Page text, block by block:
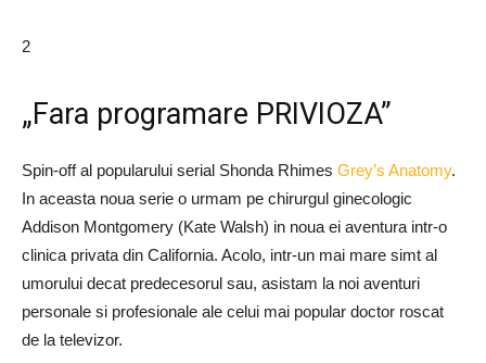
2
„Fara programare PRIVIOZA”
Spin-off al popularului serial Shonda Rhimes Grey’s Anatomy.
In aceasta noua serie o urmam pe chirurgul ginecologic
Addison Montgomery (Kate Walsh) in noua ei aventura intr-o
clinica privata din California. Acolo, intr-un mai mare simt al
umorului decat predecesorul sau, asistam la noi aventuri
personale si profesionale ale celui mai popular doctor roscat
de la televizor.